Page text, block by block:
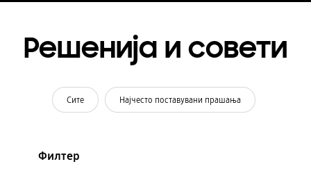
Решенија и совети
Сите Најчесто поставувани прашања
Филтер